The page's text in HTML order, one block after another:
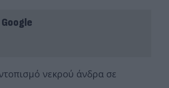
Google
νεκρού άνδρα σε